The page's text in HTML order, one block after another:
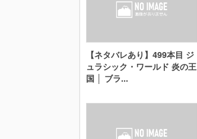
【ネタバレあり】499本目 ジ
ュラシック・ワールド 炎の王
国 │ ブラ...